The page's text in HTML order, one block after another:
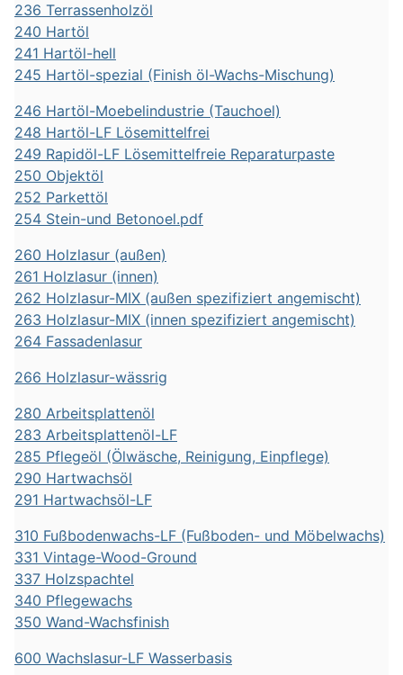
236 Terrassenholzöl
240 Hartöl
241 Hartöl-hell
245 Hartöl-spezial (Finish öl-Wachs-Mischung)
246 Hartöl-Moebelindustrie (Tauchoel)
248 Hartöl-LF Lösemittelfrei
249 Rapidöl-LF Lösemittelfreie Reparaturpaste
250 Objektöl
252 Parkettöl
254 Stein-und Betonoel.pdf
260 Holzlasur (außen)
261 Holzlasur (innen)
262 Holzlasur-MIX (außen spezifiziert angemischt)
263 Holzlasur-MIX (innen spezifiziert angemischt)
264 Fassadenlasur
266 Holzlasur-wässrig
280 Arbeitsplattenöl
283 Arbeitsplattenöl-LF
285 Pflegeöl (Ölwäsche, Reinigung, Einpflege)
290 Hartwachsöl
291 Hartwachsöl-LF
310 Fußbodenwachs-LF (Fußboden- und Möbelwachs)
331 Vintage-Wood-Ground
337 Holzspachtel
340 Pflegewachs
350 Wand-Wachsfinish
600 Wachslasur-LF Wasserbasis